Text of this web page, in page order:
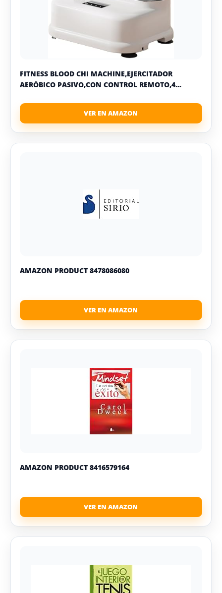
FITNESS BLOOD CHI MACHINE,EJERCITADOR
AERÓBICO PASIVO,CON CONTROL REMOTO,4...
AMAZON PRODUCT 8478086080
AMAZON PRODUCT 8416579164